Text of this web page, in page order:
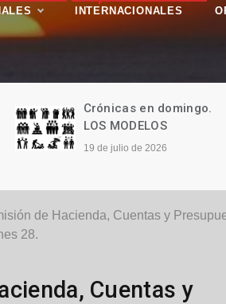
INTERNACIONALES
Crónicas en domingo.
Las palabras
12 de julio de 2026
de Hacienda, Cuentas y
28.
Cuentas y